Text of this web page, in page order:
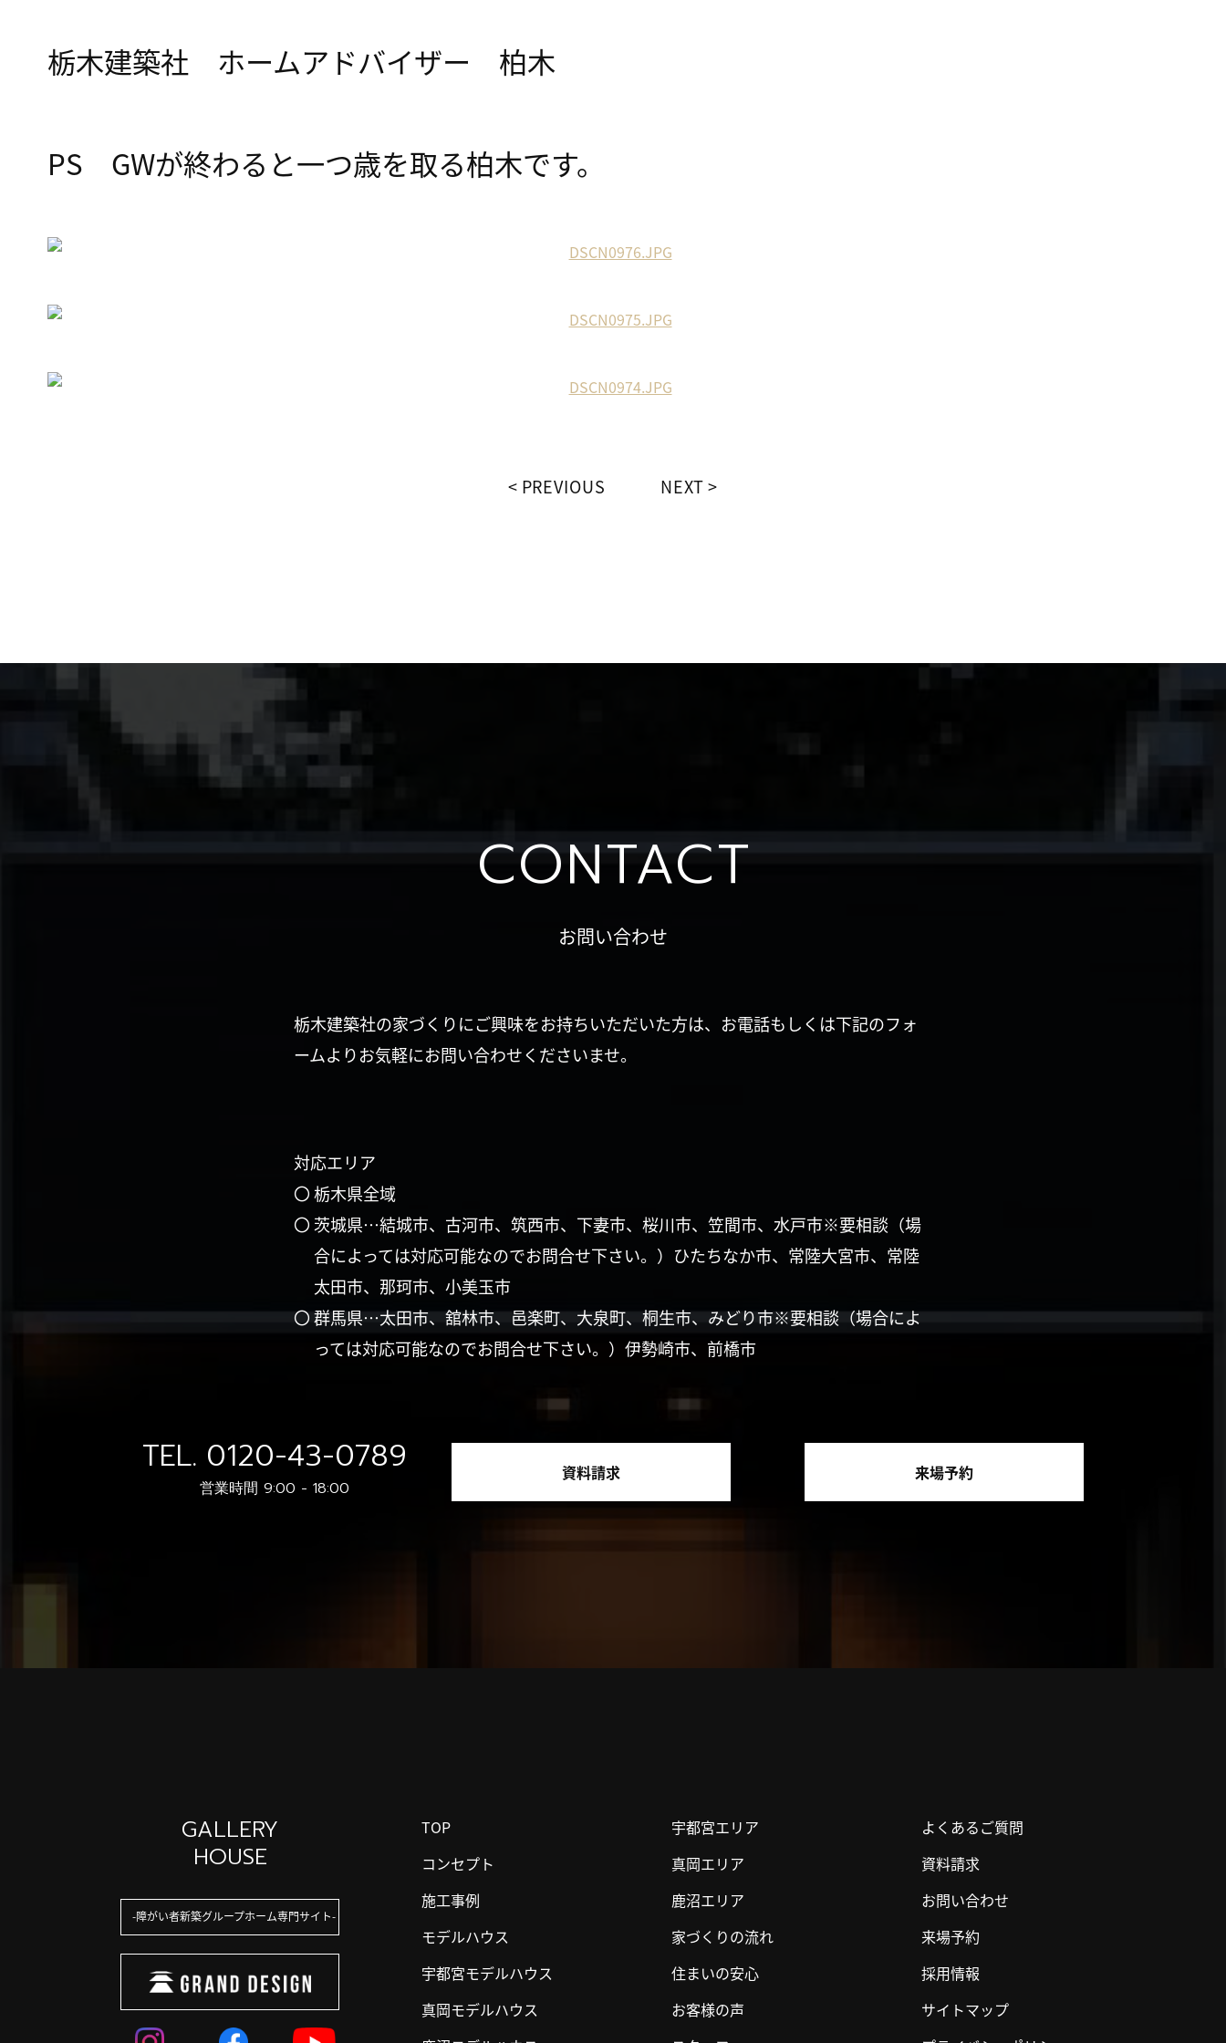
栃木建築社 ホームアドバイザー 柏木
PS GWが終わると一つ歳を取る柏木です。
PREVIOUS NEXT
CONTACT
お問い合わせ
栃木建築社の家づくりにご興味をお持ちいただいた方は、お電話もしくは下記のフォ
ームよりお気軽にお問い合わせくださいませ。
対応エリア
〇 栃木県全域
〇 茨城県…結城市、古河市、筑西市、下妻市、桜川市、笠間市、水戸市※要相談（場
合によっては対応可能なのでお問合せ下さい。）ひたちなか市、常陸大宮市、常陸
太田市、那珂市、小美玉市
〇 群馬県…太田市、舘林市、邑楽町、大泉町、桐生市、みどり市※要相談（場合によ
っては対応可能なのでお問合せ下さい。）伊勢崎市、前橋市
TEL. 0120-43-0789
営業時間 9:00 - 18:00
資料請求 来場予約
GALLERY
HOUSE
障がい者新築グループホーム専門サイト
TOP
コンセプト
施工事例
モデルハウス
宇都宮モデルハウス
真岡モデルハウス
宇都宮エリア
真岡エリア
鹿沼エリア
家づくりの流れ
住まいの安心
お客様の声
よくあるご質問
資料請求
お問い合わせ
来場予約
採用情報
サイトマップ